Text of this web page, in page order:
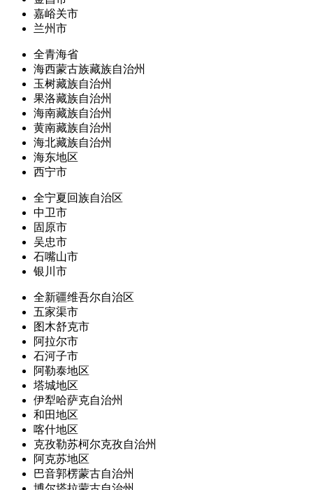
嘉峪关市
兰州市
全青海省
海西蒙古族藏族自治州
玉树藏族自治州
果洛藏族自治州
海南藏族自治州
黄南藏族自治州
海北藏族自治州
海东地区
西宁市
全宁夏回族自治区
中卫市
固原市
吴忠市
石嘴山市
银川市
全新疆维吾尔自治区
五家渠市
图木舒克市
阿拉尔市
石河子市
阿勒泰地区
塔城地区
伊犁哈萨克自治州
和田地区
喀什地区
克孜勒苏柯尔克孜自治州
阿克苏地区
巴音郭楞蒙古自治州